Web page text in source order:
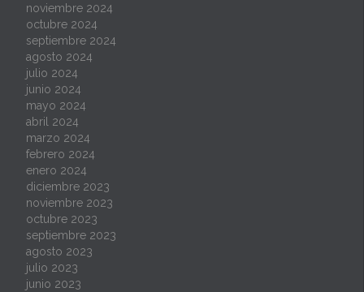
noviembre 2024
octubre 2024
septiembre 2024
agosto 2024
julio 2024
junio 2024
mayo 2024
abril 2024
marzo 2024
febrero 2024
enero 2024
diciembre 2023
noviembre 2023
octubre 2023
septiembre 2023
agosto 2023
julio 2023
junio 2023